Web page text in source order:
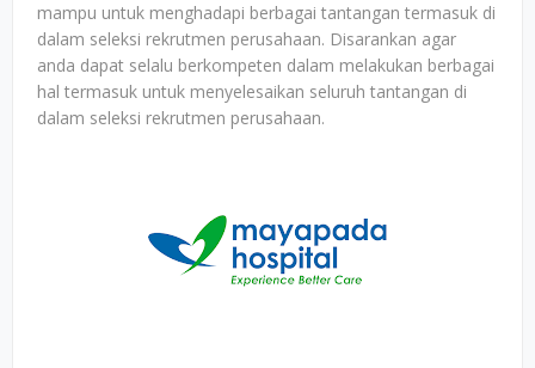
mampu untuk menghadapi berbagai tantangan termasuk di
dalam seleksi rekrutmen perusahaan. Disarankan agar
anda dapat selalu berkompeten dalam melakukan berbagai
hal termasuk untuk menyelesaikan seluruh tantangan di
dalam seleksi rekrutmen perusahaan.